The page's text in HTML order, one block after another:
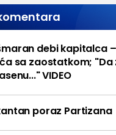
debi kapitalca
sa zaostatkom; "Da
VIDEO
poraz Partizana